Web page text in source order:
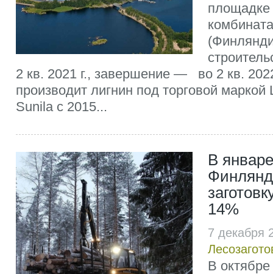
площадке
2 кв. 2021 г., завершение — во 2 кв.
производит лигнин под торговой маркой
Sunila с 2015...
В
14%
7 декабря
В